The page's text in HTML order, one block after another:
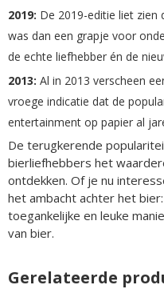
2019: De 2019-editie liet zien
was dan een grapje voor
de echte liefhebber én de
2013: Al in 2013 verscheen
vroege indicatie dat de
entertainment op papier al
De terugkerende
bierliefhebbers het
ontdekken. Of je nu
het ambacht achter het
toegankelijke en leuke
van bier.
Gerelateerde